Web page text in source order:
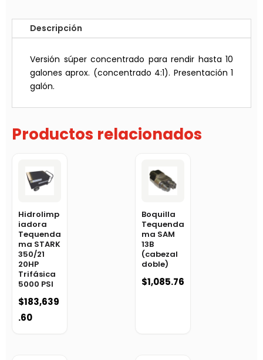
Descripción
Versión súper concentrado para rendir hasta 10
galones aprox. (concentrado 4:1). Presentación 1
galón.
Productos relacionados
Hidrolimp
iadora
Tequenda
ma STARK
350/21
20HP
Trifásica
5000 PSI
$183,639
.60
Boquilla
Tequenda
ma SAM
13B
(cabezal
doble)
$1,085.76